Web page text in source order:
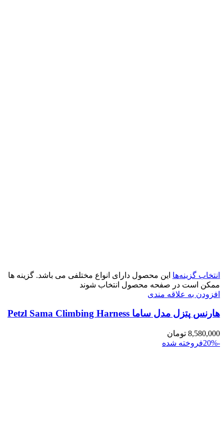
انتخاب گزینه‌ها این محصول دارای انواع مختلفی می باشد. گزینه ها
ممکن است در صفحه محصول انتخاب شوند
افزودن به علاقه مندی
هارنس پتزل مدل ساما Petzl Sama Climbing Harness
8,580,000 تومان
-20%
فروخته شده